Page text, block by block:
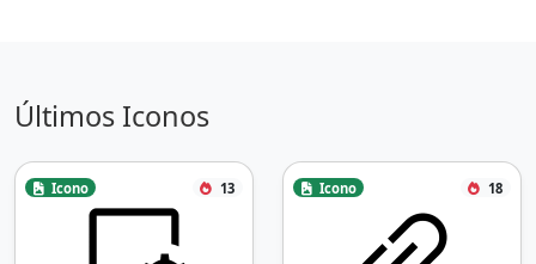
Últimos Iconos
Icono 13 Icono 18